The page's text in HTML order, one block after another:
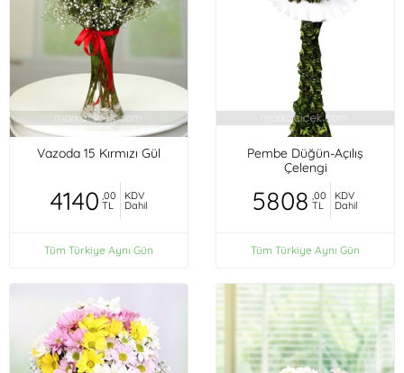
Vazoda 15 Kırmızı Gül
4140 ,00
TL
KDV
Dahil
Tüm Türkiye Aynı Gün
Pembe Düğün-Açılış
Çelengi
5808 ,00
TL
KDV
Dahil
Tüm Türkiye Aynı Gün